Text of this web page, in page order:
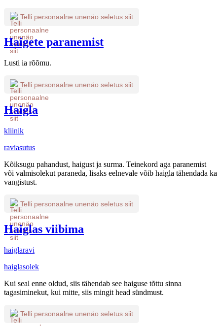
Telli personaalne unenäo seletus siit
Haigete paranemist
Lusti ia rõõmu.
Telli personaalne unenäo seletus siit
Haigla
kliinik
raviasutus
Kõiksugu pahandust, haigust ja surma. Teinekord aga paranemist
või valmisolekut paraneda, lisaks eelnevale võib haigla tähendada ka
vangistust.
Telli personaalne unenäo seletus siit
Haiglas viibima
haiglaravi
haiglasolek
Kui seal enne oldud, siis tähendab see haiguse tõttu sinna
tagasiminekut, kui mitte, siis mingit head sündmust.
Telli personaalne unenäo seletus siit